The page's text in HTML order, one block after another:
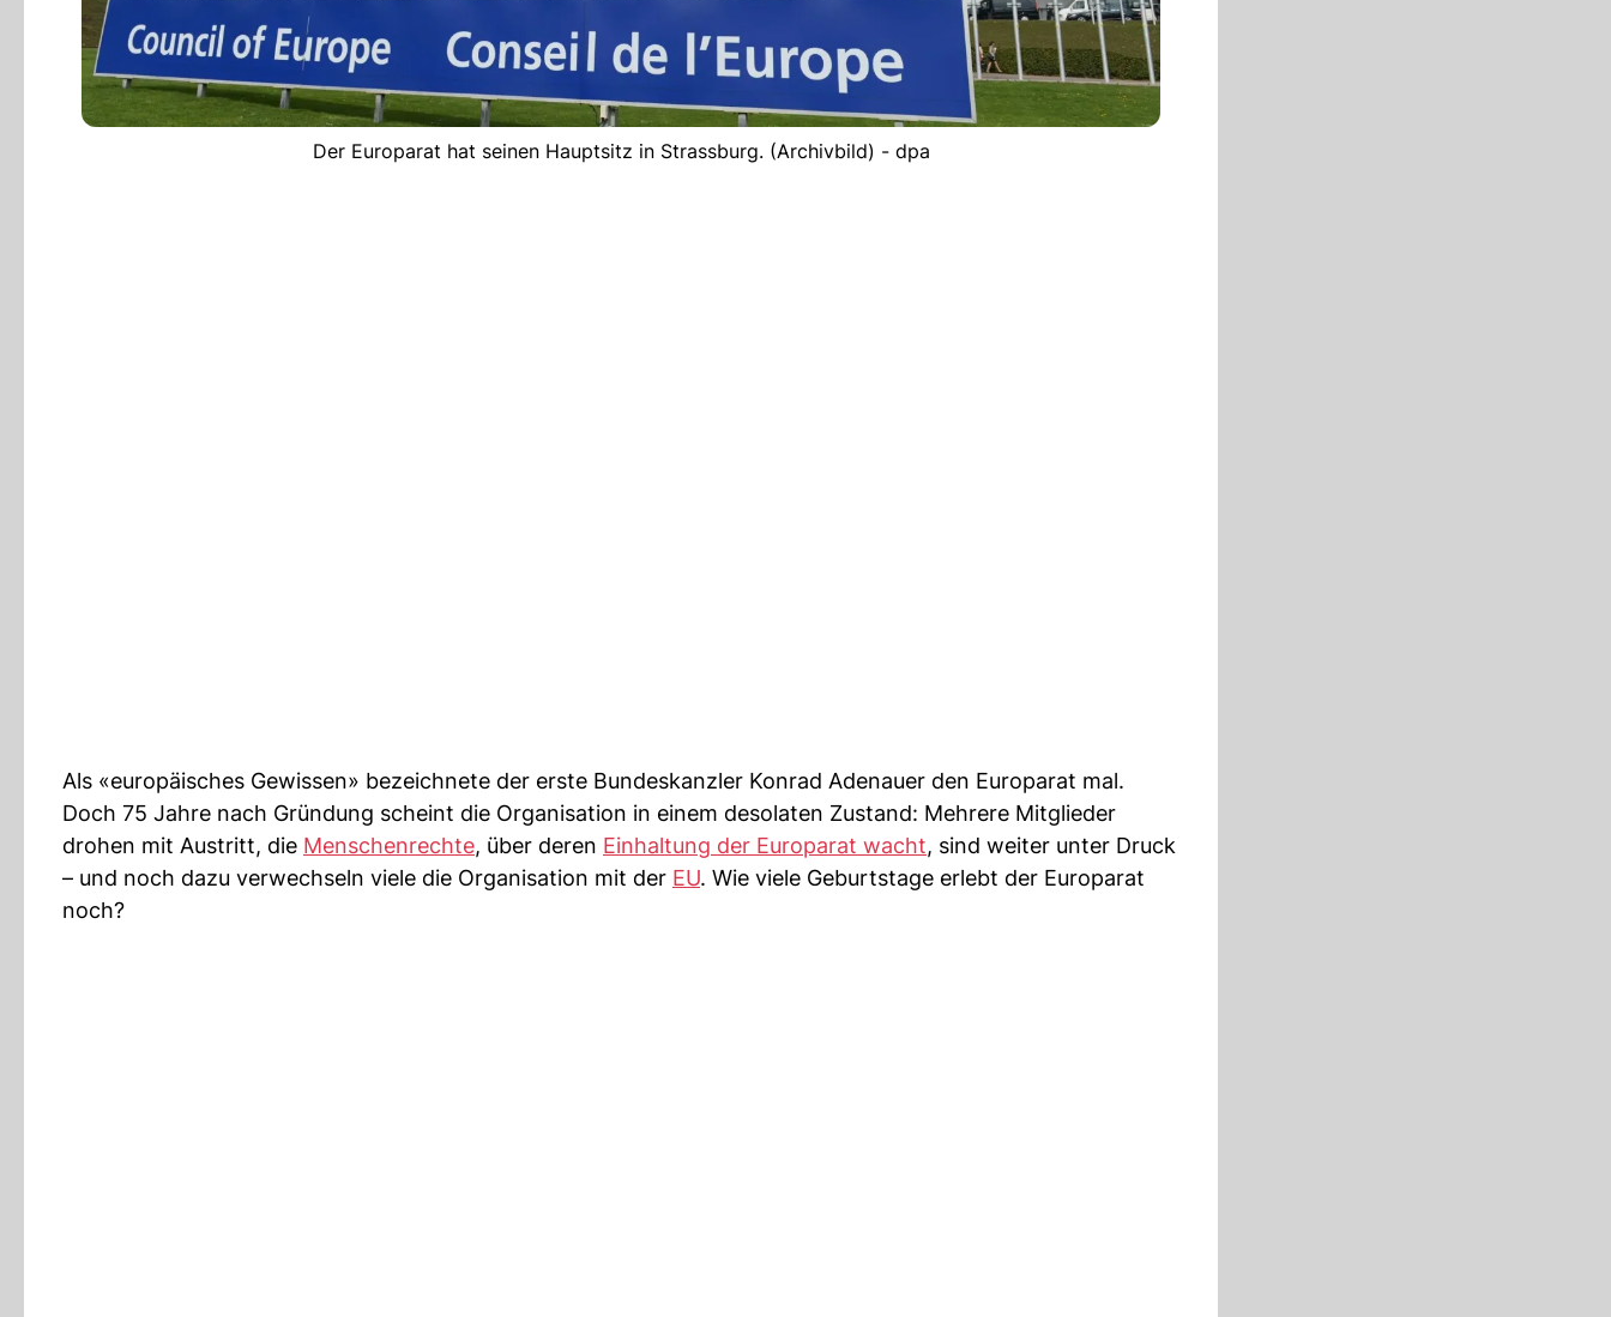
Der Europarat hat seinen Hauptsitz in Strassburg. (Archivbild) - dpa
Als «europäisches Gewissen» bezeichnete der erste Bundeskanzler Konrad Adenauer den Europarat mal.
Doch 75 Jahre nach Gründung scheint die Organisation in einem desolaten Zustand: Mehrere Mitglieder
drohen mit Austritt, die Menschenrechte, über deren Einhaltung der Europarat wacht, sind weiter unter Druck
– und noch dazu verwechseln viele die Organisation mit der EU. Wie viele Geburtstage erlebt der Europarat
noch?